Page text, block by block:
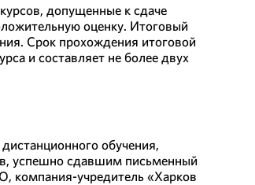
допущенные к сдаче
оценку. Итоговый
Срок прохождения итоговой
и составляет не более двух
обучения,
успешно сдавшим письменный
компания-учредитель «Харков